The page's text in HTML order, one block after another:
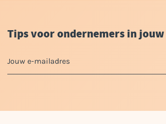
Tips voor ondernemers in